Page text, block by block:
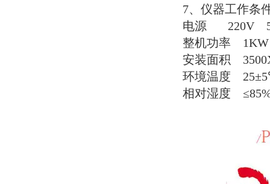
7、仪器工作条
电源 220V
整机功率 1KW
安装面积
环境温度 25±5
相对湿度
≤